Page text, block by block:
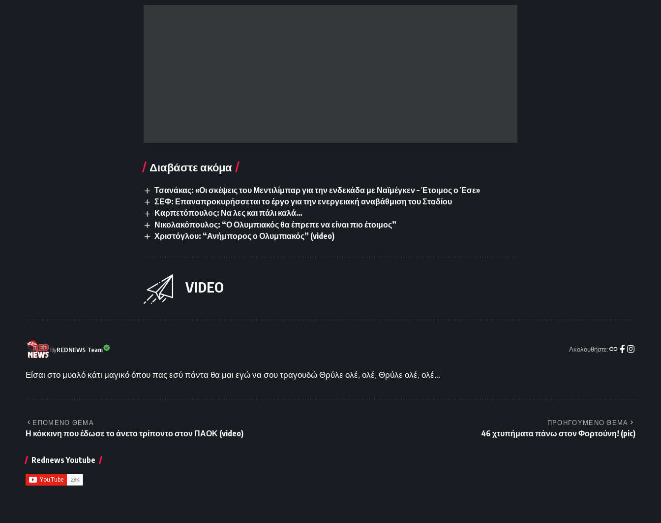
Διαβάστε ακόμα
Τσανάκας: «Οι σκέψεις του Μεντιλίμπαρ για την ενδεκάδα με Ναϊμέγκεν – Έτοιμος ο Έσε»
ΣΕΦ: Επαναπροκυρήσσεται το έργο για την ενεργειακή αναβάθμιση του Σταδίου
Καρπετόπουλος: Να λες και πάλι καλά…
Νικολακόπουλος: “Ο Ολυμπιακός θα έπρεπε να είναι πιο έτοιμος”
Χριστόγλου: “Ανήμπορος ο Ολυμπιακός” (video)
VIDEO
ByREDNEWS Team Ακολουθήστε:
Είσαι στο μυαλό κάτι μαγικό όπου πας εσύ πάντα θα μαι εγώ να σου τραγουδώ Θρύλε ολέ, ολέ, Θρύλε ολέ, ολέ...
ΕΠΟΜΕΝΟ ΘΕΜΑ
Η κόκκινη που έδωσε το άνετο τρίποντο στον ΠΑΟΚ (video)
ΠΡΟΗΓΟΥΜΕΝΟ ΘΕΜΑ
46 χτυπήματα πάνω στον Φορτούνη! (pic)
Rednews Youtube